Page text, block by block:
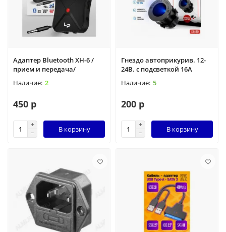
Адаптер Bluetooth XH-6 /
прием и передача/
2
450 р
В корзину
Гнездо автоприкурив. 12-
24В. с подсветкой 16А
5
200 р
В корзину